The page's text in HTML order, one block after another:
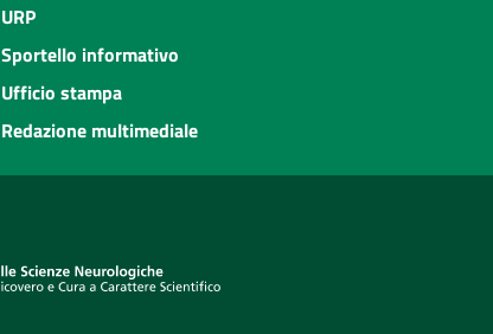
URP
Sportello informativo
Ufficio stampa
Redazione multimediale